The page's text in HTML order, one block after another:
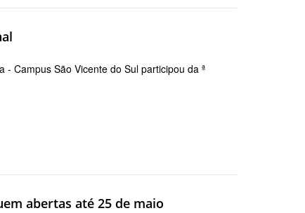
Campus São Vicente do Sul participou da ª
abertas até 25 de maio